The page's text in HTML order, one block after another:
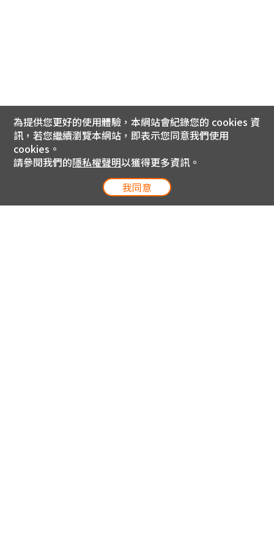
為提供您更好的使用體驗，本網站會紀錄您的 cookies 資
訊，若您繼續瀏覽本網站，即表示您同意我們使用
cookies。
請參閱我們的隱私權聲明以獲得更多資訊。
我同意